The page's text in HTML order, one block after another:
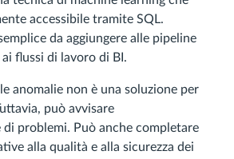
accessibile tramite SQL.
da aggiungere alle pipeline
flussi di lavoro di BI.
anomalie non è una soluzione per
può avvisare
problemi. Può anche completare
alla qualità e alla sicurezza dei